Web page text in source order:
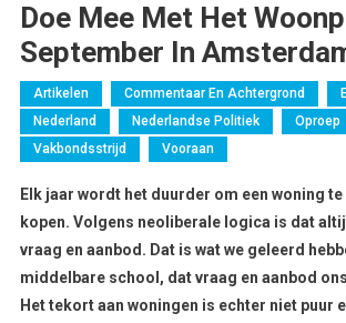
Doe Mee Met Het
September In
Artikelen Commentaar En Achtergrond
Nederland
Nederlandse Politiek Oproep
Vakbondsstrijd
Vooraan
Elk jaar wordt het duurder om een woning
kopen. Volgens neoliberale logica is dat
vraag en aanbod. Dat is wat we geleerd
middelbare school, dat vraag en aanbod
Het tekort aan woningen is echter niet puur